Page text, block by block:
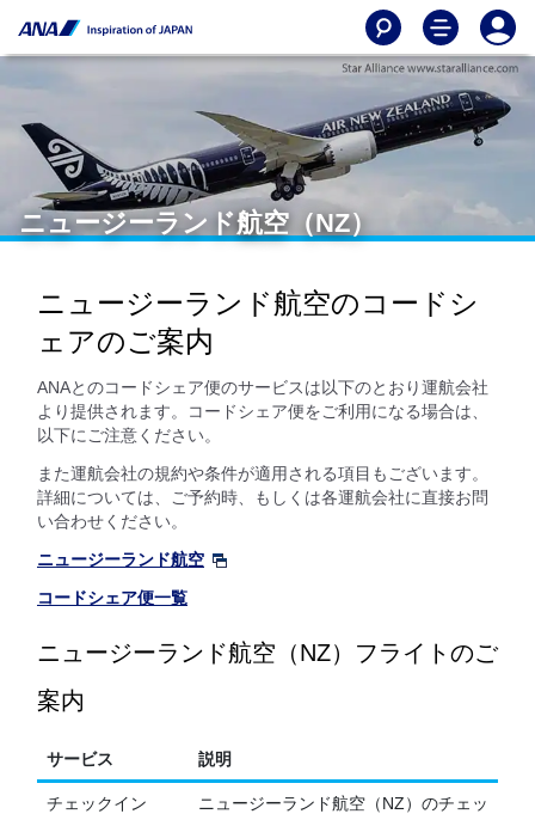
ニュージーランド航空（NZ）
ニュージーランド航空のコードシ
ェアのご案内
ANAとのコードシェア便のサービスは以下のとおり運航会社
より提供されます。コードシェア便をご利用になる場合は、
以下にご注意ください。
また運航会社の規約や条件が適用される項目もございます。
詳細については、ご予約時、もしくは各運航会社に直接お問
い合わせください。
ニュージーランド航空
コードシェア便一覧
ニュージーランド航空（NZ）フライトのご
案内
サービス 説明
チェックイン
ニュージーランド航空（NZ）のチェッ